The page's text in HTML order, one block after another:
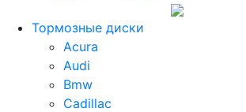
Тормозные диски
Acura
Audi
Bmw
Cadillac